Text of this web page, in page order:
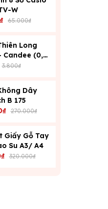
W
65.000₫
Long
Candee (0,6
3.800₫
Dây
B 175
270.000₫
Giấy Gỗ Tay
Su A3/ A4
320.000₫